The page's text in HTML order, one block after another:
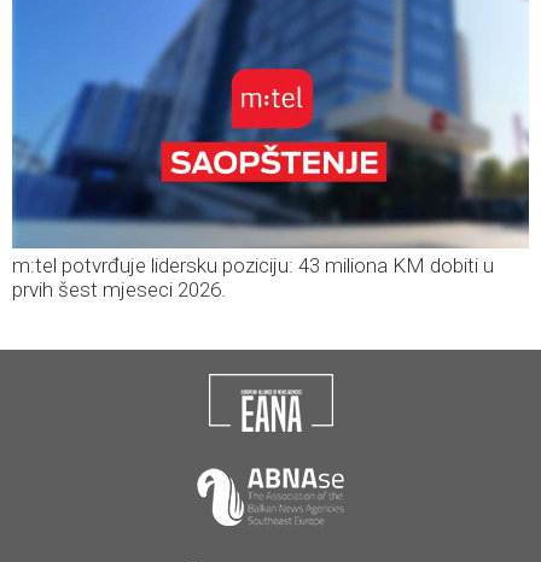
m:tel potvrđuje lidersku poziciju: 43 miliona KM dobiti u
prvih šest mjeseci 2026.